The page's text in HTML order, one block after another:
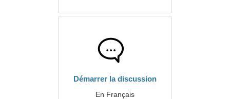
Démarrer la discussion
En Français